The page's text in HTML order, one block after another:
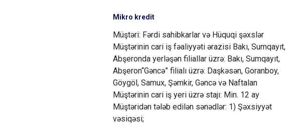
Mikro kredit
Müştəri: Fərdi sahibkarlar və Hüquqi şəxslər
Müştərinin cari iş fəaliyyəti ərazisi Bakı, Sumqayıt,
Abşeronda yerləşən filiallar üzrə: Bakı, Sumqayıt,
Abşeron“Gəncə” filialı üzrə: Daşkəsən, Goranboy,
Göygöl, Samux, Şəmkir, Gəncə və Naftalan
Müştərinin cari iş yeri üzrə stajı: Min. 12 ay
Müştəridən tələb edilən sənədlər: 1) Şəxsiyyət
vəsiqəsi;